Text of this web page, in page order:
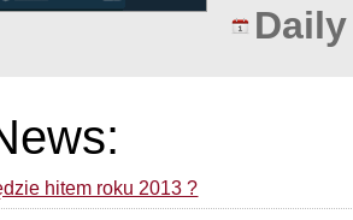
hitem roku 2013 ?